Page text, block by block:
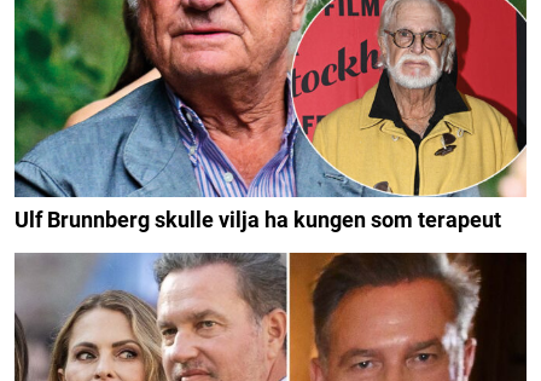
Ulf Brunnberg skulle vilja ha kungen som terapeut